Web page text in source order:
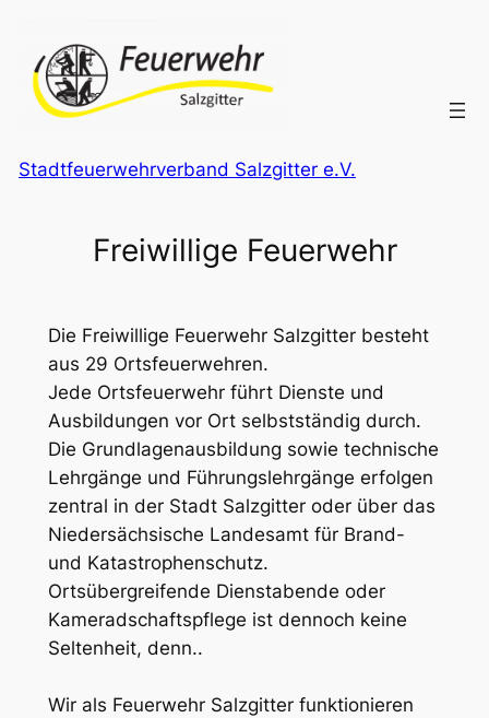
Inhalt
springen
Stadtfeuerwehrverband Salzgitter e.V.
Freiwillige Feuerwehr
Die Freiwillige Feuerwehr Salzgitter besteht
aus 29 Ortsfeuerwehren.
Jede Ortsfeuerwehr führt Dienste und
Ausbildungen vor Ort selbstständig durch.
Die Grundlagenausbildung sowie technische
Lehrgänge und Führungslehrgänge erfolgen
zentral in der Stadt Salzgitter oder über das
Niedersächsische Landesamt für Brand-
und Katastrophenschutz.
Ortsübergreifende Dienstabende oder
Kameradschaftspflege ist dennoch keine
Seltenheit, denn..
Wir als Feuerwehr Salzgitter funktionieren